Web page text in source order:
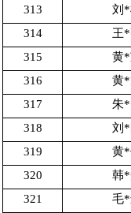
313
刘
314
王
315
黄
316
黄
317
朱
318
刘
319
黄
320
韩
321
毛